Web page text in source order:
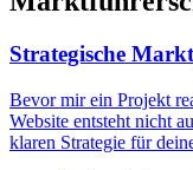
Strategische
Bevor mir ein Projekt
Website entsteht nicht
klaren Strategie für